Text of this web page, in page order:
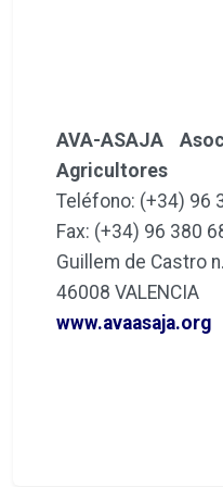
AVA-ASAJA
Agricultores
Teléfono: (+34) 96
Fax: (+34) 96 380
Guillem de Castro
46008 VALENCIA
www.avaasaja.org